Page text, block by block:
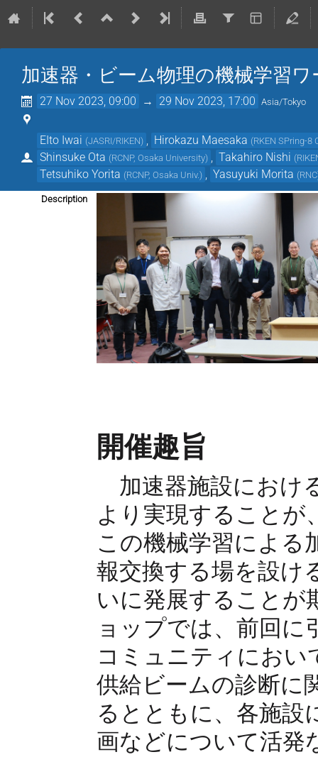
加速器・ビーム物理の機械学習
27 Nov 2023, 09:00 → 29 Nov 2023, 17:00 Asia/Tokyo
EIto Iwai (JASRI/RIKEN) Hirokazu Maesaka (RKEN SPring-8
Shinsuke Ota (RCNP, Osaka University) Takahiro Nishi (
Tetsuhiko Yorita (RCNP, Osaka Univ.) Yasuyuki Morita (RNC
Description
開催趣旨
加速器施設におけ
より実現することが
この機械学習による
報交換する場を設け
いに発展することが
ョップでは、前回
コミュニティにおい
供給ビームの診断に
るとともに、各施設
画などについて活発